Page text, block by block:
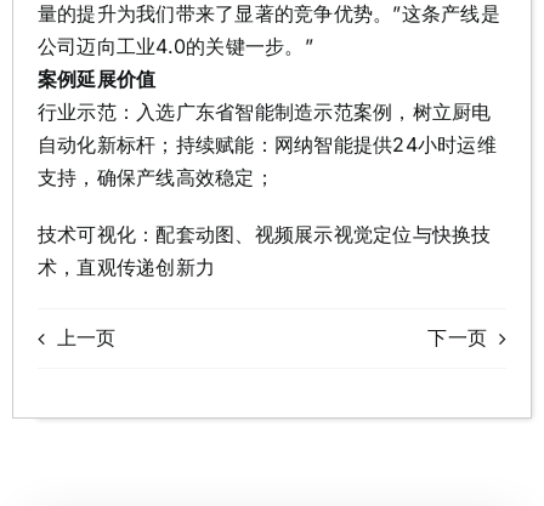
量的提升为我们带来了显著的竞争优势。”这条产线是
公司迈向工业4.0的关键一步。”
案例延展价值
行业示范：入选广东省智能制造示范案例，树立厨电
自动化新标杆；持续赋能：网纳智能提供24小时运维
支持，确保产线高效稳定；
技术可视化：配套动图、视频展示视觉定位与快换技
术，直观传递创新力
上一页 下一页